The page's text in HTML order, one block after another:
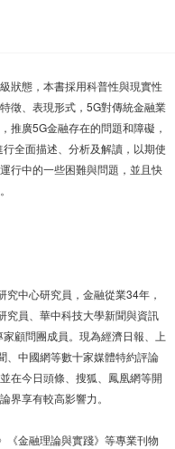
狀態，本書採用科普性與現實性
徵、表現形式，5G對傳統金融業
推廣5G金融存在的問題和障礙，
全面描述、分析及解讀，以期使
行中的一些困難與問題，並且快
中心研究員，金融從業34年，
究員、華中科技大學新聞與資訊
顧問團成員。現為經濟日報、上
、中國網等數十家媒體特約評論
在今日頭條、搜狐、鳳凰網等開
界享有較高影響力。
《金融理論與實踐》等專業刊物